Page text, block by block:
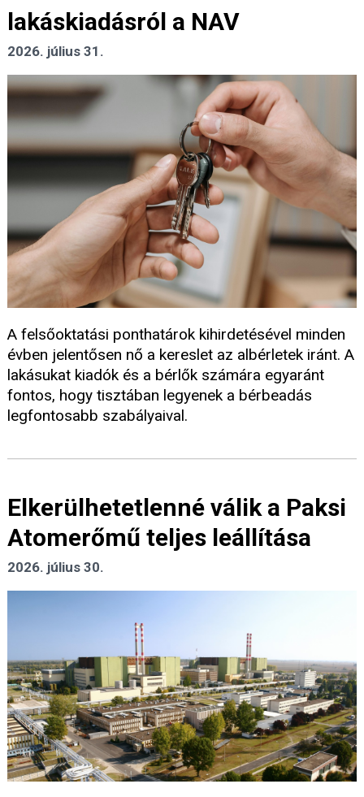
lakáskiadásról a NAV
2026. július 31.
A felsőoktatási ponthatárok kihirdetésével minden
évben jelentősen nő a kereslet az albérletek iránt. A
lakásukat kiadók és a bérlők számára egyaránt
fontos, hogy tisztában legyenek a bérbeadás
legfontosabb szabályaival.
Elkerülhetetlenné válik a Paksi
Atomerőmű teljes leállítása
2026. július 30.